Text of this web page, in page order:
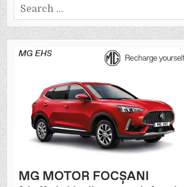
Search
for: